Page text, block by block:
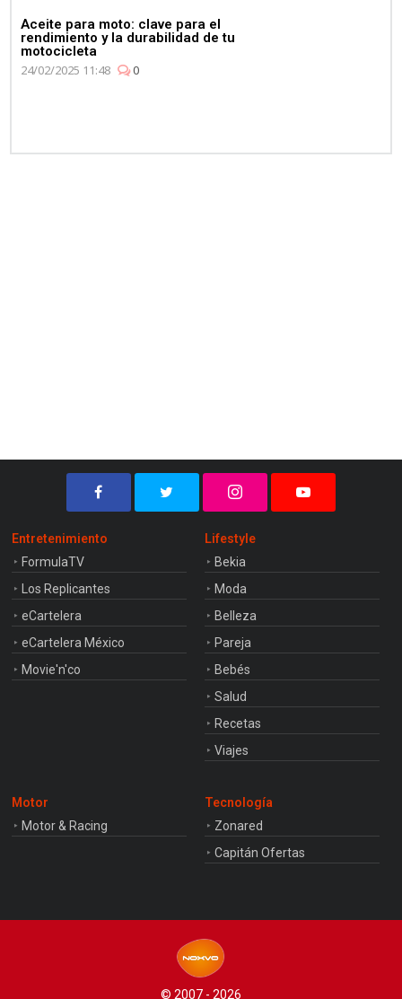
Aceite para moto: clave para el
rendimiento y la durabilidad de tu
motocicleta
24/02/2025 11:48
0
Entretenimiento
FormulaTV
Los Replicantes
eCartelera
eCartelera México
Movie'n'co
Lifestyle
Bekia
Moda
Belleza
Pareja
Bebés
Salud
Recetas
Viajes
Motor
Motor & Racing
Tecnología
Zonared
Capitán Ofertas
© 2007 - 2026